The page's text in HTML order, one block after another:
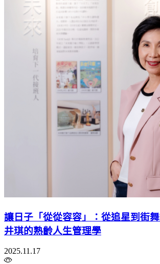
讓日子「從從容容」：從追星到街
井琪的熟齡人生管理學
2025.11.17